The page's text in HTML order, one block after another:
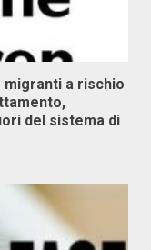
migranti a rischio
del sistema di